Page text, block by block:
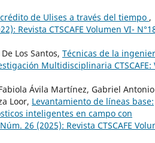
de Ulises a través del tiempo ,
Revista CTSCAFE Volumen VI-
Los Santos, Técnicas de la
Multidisciplinaria CTSCAFE:
Ávila Martínez, Gabriel Antonio
Loor, Levantamiento de líneas base:
inteligentes en campo con
26 (2025): Revista CTSCAFE